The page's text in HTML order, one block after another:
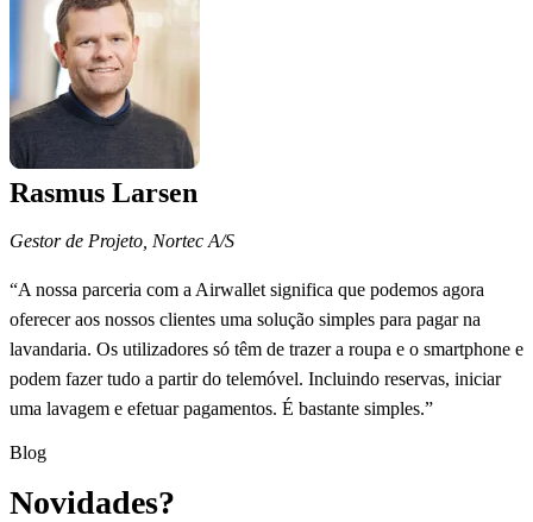
Rasmus Larsen
Gestor de Projeto, Nortec A/S
“A nossa parceria com a Airwallet significa que podemos agora
oferecer aos nossos clientes uma solução simples para pagar na
lavandaria. Os utilizadores só têm de trazer a roupa e o smartphone e
podem fazer tudo a partir do telemóvel. Incluindo reservas, iniciar
uma lavagem e efetuar pagamentos. É bastante simples.”
Blog
Novidades?